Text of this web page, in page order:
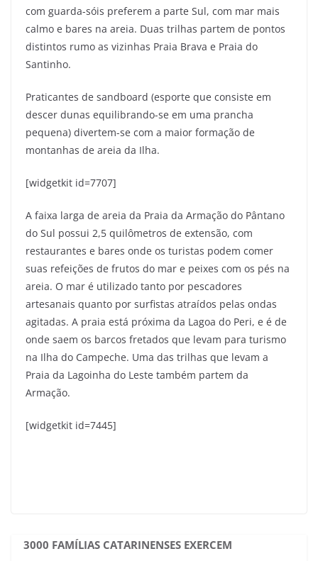
com guarda-sóis preferem a parte Sul, com mar mais
calmo e bares na areia. Duas trilhas partem de pontos
distintos rumo as vizinhas Praia Brava e Praia do
Santinho.
Praticantes de sandboard (esporte que consiste em
descer dunas equilibrando-se em uma prancha
pequena) divertem-se com a maior formação de
montanhas de areia da Ilha.
[widgetkit id=7707]
A faixa larga de areia da Praia da Armação do Pântano
do Sul possui 2,5 quilômetros de extensão, com
restaurantes e bares onde os turistas podem comer
suas refeições de frutos do mar e peixes com os pés na
areia. O mar é utilizado tanto por pescadores
artesanais quanto por surfistas atraídos pelas ondas
agitadas. A praia está próxima da Lagoa do Peri, e é de
onde saem os barcos fretados que levam para turismo
na Ilha do Campeche. Uma das trilhas que levam a
Praia da Lagoinha do Leste também partem da
Armação.
[widgetkit id=7445]
3000 FAMÍLIAS CATARINENSES EXERCEM